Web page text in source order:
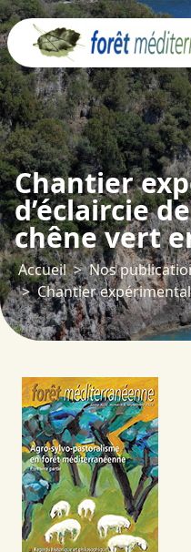
Chantier
d’éclaircie
chêne vert
Accueil Nos
Panneau de gestion des